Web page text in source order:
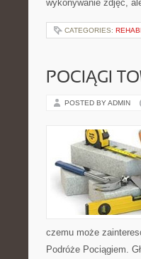
wykonywanie zdjęć,
CATEGORIES:
POCIĄGI
POSTED BY ADMIN
czemu może
Podróże Pociągiem.